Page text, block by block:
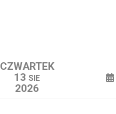
CZWARTEK
13 SIE
2026